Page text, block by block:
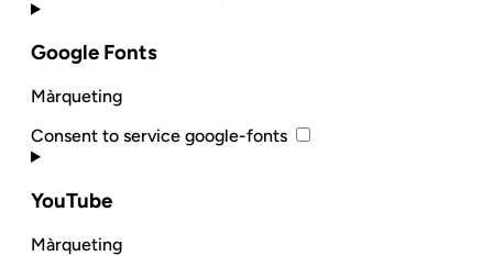
Google Fonts
Màrqueting
Consent to service google-fonts
YouTube
Màrqueting